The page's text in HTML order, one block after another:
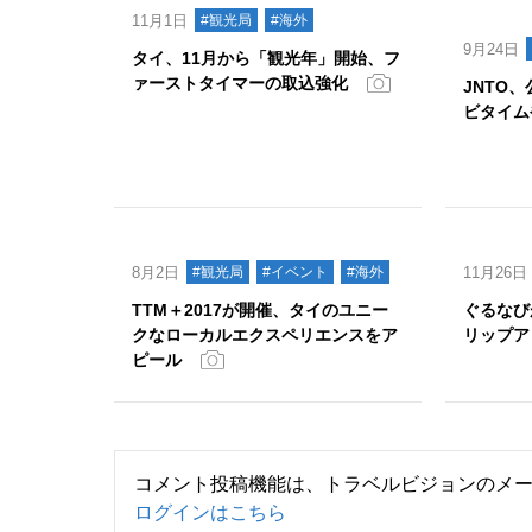
11月1日 #観光局 #海外
タイ、11月から「観光年」開始、フ
ァーストタイマーの取込強化
9月24日
JNTO、
ビタイ
8月2日 #観光局 #イベント #海外
TTM＋2017が開催、タイのユニー
クなローカルエクスペリエンスをア
ピール
11月26日
ぐるな
リップ
コメント投稿機能は、トラベルビジョンのメ
ログインはこちら